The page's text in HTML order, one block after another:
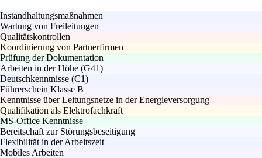
Instandhaltungsmaßnahmen
Wartung von Freileitungen
Qualitätskontrollen
Koordinierung von Partnerfirmen
Prüfung der Dokumentation
Arbeiten in der Höhe (G41)
Deutschkenntnisse (C1)
Führerschein Klasse B
Kenntnisse über Leitungsnetze in der Energieversorgung
Qualifikation als Elektrofachkraft
MS-Office Kenntnisse
Bereitschaft zur Störungsbeseitigung
Flexibilität in der Arbeitszeit
Mobiles Arbeiten